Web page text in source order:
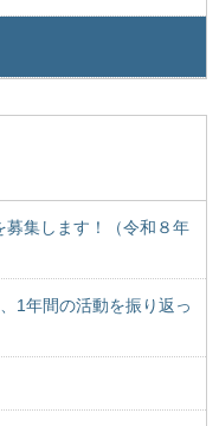
募集します！（令和８年
1年間の活動を振り返っ